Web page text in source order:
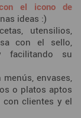
el icono de
ideas :)
utensilios,
con el sello,
facilitando su
envases,
o platos aptos
con clientes y el